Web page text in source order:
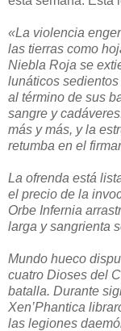
«La violencia
las tierras como
Niebla Roja se
lunáticos
al término de sus
sangre y
más y más, y la
retumba en el
La ofrenda está
el precio de la
Orbe Infernia
larga y sangrienta
Mundo hueco
cuatro Dioses del
batalla. Durante
Xen’Phantica
las legiones